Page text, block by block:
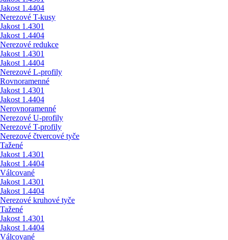
Jakost 1.4404
Nerezové T-kusy
Jakost 1.4301
Jakost 1.4404
Nerezové redukce
Jakost 1.4301
Jakost 1.4404
Nerezové L-profily
Rovnoramenné
Jakost 1.4301
Jakost 1.4404
Nerovnoramenné
Nerezové U-profily
Nerezové T-profily
Nerezové čtvercové tyče
Tažené
Jakost 1.4301
Jakost 1.4404
Válcované
Jakost 1.4301
Jakost 1.4404
Nerezové kruhové tyče
Tažené
Jakost 1.4301
Jakost 1.4404
Válcované